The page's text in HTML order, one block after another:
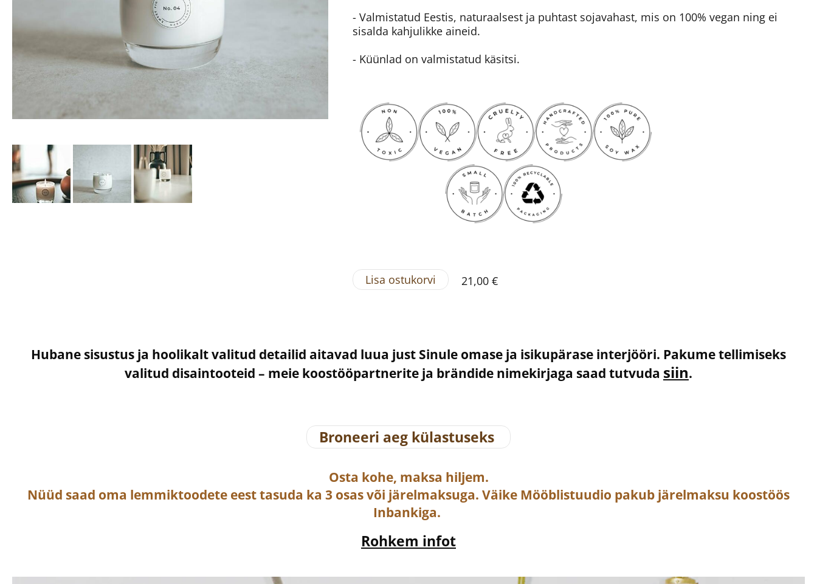
- Valmistatud Eestis, naturaalsest ja puhtast sojavahast, mis on 100% vegan ning ei
sisalda kahjulikke aineid.
- Küünlad on valmistatud käsitsi.
Lisa ostukorvi 21,00 €
Hubane sisustus ja hoolikalt valitud detailid aitavad luua just Sinule omase ja isikupärase interjööri. Pakume tellimiseks
valitud disaintooteid – meie koostööpartnerite ja brändide nimekirjaga saad tutvuda siin.
Broneeri aeg külastuseks
Osta kohe, maksa hiljem.
Nüüd saad oma lemmiktoodete eest tasuda ka 3 osas või järelmaksuga. Väike Mööblistuudio pakub järelmaksu koostöös
Inbankiga.
Rohkem infot